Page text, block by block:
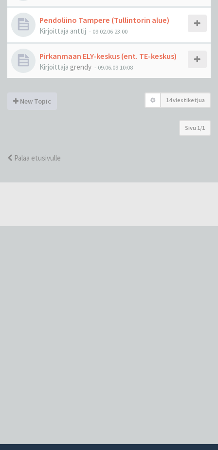
Pendoliino Tampere (Tullintorin alue)
Kirjoittaja anttij - 09.02.06 23:00
Pirkanmaan ELY-keskus (ent. TE-keskus)
Kirjoittaja grendy - 09.06.09 10:08
New Topic 14 viestiketjua
Sivu 1/1
Palaa etusivulle